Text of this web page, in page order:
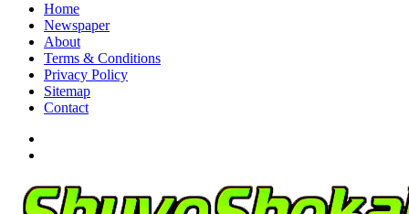
Home
Newspaper
About
Terms & Conditions
Privacy Policy
Sitemap
Contact